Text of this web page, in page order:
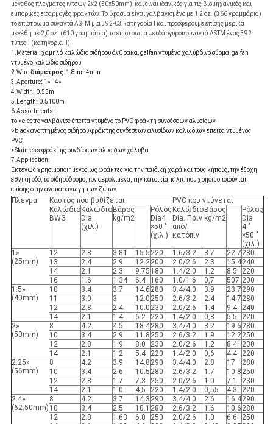
μέγεθος πλέγματος ιντσών 2x2 (50x50mm), και είναι ιδανικός για τις βιομηχανικές και
εμπορικές εφαρμογές φρακτών. Το ύφασμα είναι γαλβανισμένο με 1,2 oz. (366 γραμμάρια)
το επίστρωμα συναντά ASTM μια 392-03 κατηγορία Ι και προσφέρουμε επίσης μερικά
μεγέθη με 2,0 oz. (610 γραμμάρια) το επίστρωμα ψευδάργυρου συναντά ASTM ένας 392
τύπος Ι (κατηγορία ΙΙ).
1.Material: χαμηλό καλώδιο σιδήρου άνθρακα, galfan ντυμένο χαλύβδινο σύρμα, galfan
ντυμένο καλώδιο σιδήρου
2.Wireδιάμετρος: 1.8mm4mm
3.Aperture: 1» - 4»
4.Width: 0.55m
5.Length: 0.5100m
6.Assortments:
το >electro γαλβάνισε έπειτα ντυμένο το PVC φράκτη συνδέσεων αλυσίδων
>black ανοπτημένος σιδήρου φράκτης συνδέσεων αλυσίδων καλωδίων έπειτα ντυμένος
PVC
>Stainless φράκτης συνδέσεων αλυσίδων χάλυβα
7.Application:
Εκτενώς χρησιμοποιημένος ως φράκτες για την παιδική χαρά και τους κήπους, την έξοχη
εθνική οδό, το σιδηρόδρομο, τον αερολιμένα, την κατοικία, κ.λπ. που χρησιμοποιούνται
επίσης στην αναπαραγωγή των ζώων.
Πλέγμα Καυτός που βυθίζεται
PVC που ντύνεται
Καλώδιο
BWG
Καλώδιο
Dia.
(χιλ.)
Βάρος
kg/m2
Ρόλος
Dia4
×50 "
(χιλ.)
Καλώδιο
Dia. Πριν
από/
κατόπιν
Βάρος
kg/m2
Ρόλος
Dia
4 "
×50 "
(χιλ.)
1»
(25mm)
12 2.8 3.81 15.5 220 1.6/3.2 3.7 22.7 280
13
2.4 2.9 12.2200 2.0/2.6 2.3 15.4240
14
2.1 2.3 9.75 180 1.4/2.0 1.2 8.5
220
16
1.6 1.34 6.4 160 1.0/1.6 0,7 507 200
1.5»
(40mm)
10 3.4 3.7 14.6 280 3.4/4.0 3.9 23.7 290
11
3.0 3 12.0 250 2.6/3.2 2.4 14.7 280
12
2.8 2.4 10.0 230 2.0/2.6 1.4 9.4
240
14
2.1 1.4 6.2 220 1.4/2.0 0,8 5.5
220
2»
(50mm)
8 4.2 4.5 18.4280 3.4/4.0 3.2 19.6 280
10
3.4 2.9 11.8 250 2.6/3.2 1.9 12.2250
12
2.8 1.9 8.0 230 2.0/2.6 1.2 8.4
230
14
2.1 1.2 5.4 220 1.4/2.0 0,6 4.4
220
2.25»
(56mm)
8 4.2 3.9 14.8 290 3.4/4.0 2.8 17
280
10
3.4 2.6 10.5 280 2.6/3.2 1.7 10.8 250
12
2.8 1.7 7.3 250 2.0/2.6 1.0 7.1
230
14
2.1 1.0 4.5 220 1.4/2.0 0,55 4.3
220
2.4»
(62.50mm)
8 4.2 3.7 14.3 290 3.4/4.0 2.6 16.4290
10
3.4 2.5 10.1 280 2.6/3.2 1.6 10.6 280
12
2.8 1.63 6.8 250 2.0/2.6 1.0 6.6
250